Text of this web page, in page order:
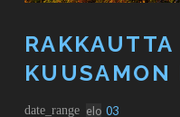
RAKKAUTTA
KUUSAMON
date_range elo 03